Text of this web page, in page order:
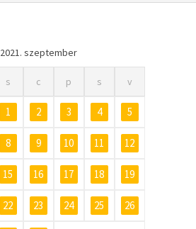
2021. szeptember
s c p s v
1 2 3 4 5
8 9 10 11 12
15 16 17 18 19
22 23 24 25 26